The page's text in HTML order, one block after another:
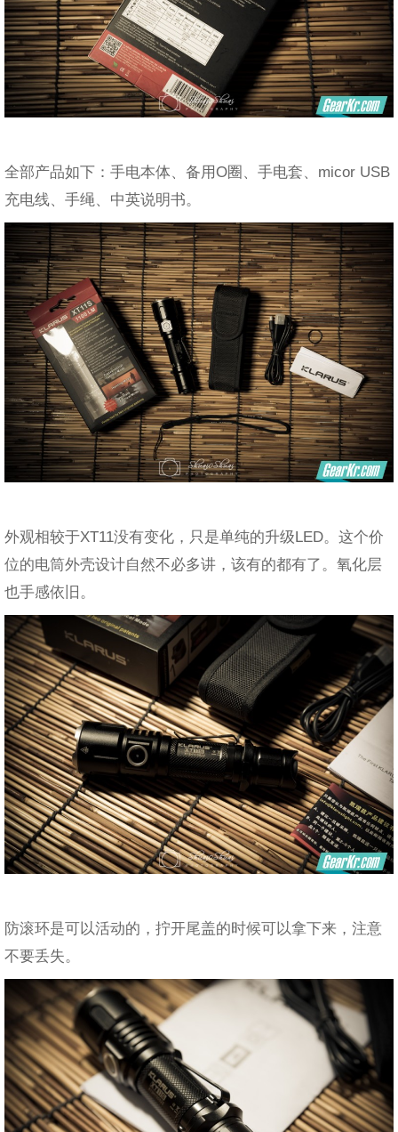
全部产品如下：手电本体、备用O圈、手电套、micor USB
充电线、手绳、中英说明书。
外观相较于XT11没有变化，只是单纯的升级LED。这个价
位的电筒外壳设计自然不必多讲，该有的都有了。氧化层
也手感依旧。
防滚环是可以活动的，拧开尾盖的时候可以拿下来，注意
不要丢失。